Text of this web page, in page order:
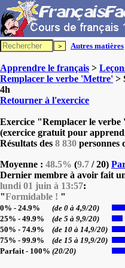
Autres matières
Apprendre le français >
Remplacer le verbe 'Mettre' >
4h
Retourner à l'exercice
Exercice "Remplacer le
(exercice gratuit pour
Résultats des 8 830 personnes
Moyenne : 48.5% (9.7 / 20)
Dernier membre à avoir fait
lundi 01 juin à 13:57:
"Formidable ! "
0% - 24.9% (de 0 à 4,9/20)
25% - 49.9% (de 5 à 9,9/20)
50% - 74.9% (de 10 à 14,9/20)
75% - 99.9% (de 15 à 19,9/20)
Parfait - 100% (20/20)